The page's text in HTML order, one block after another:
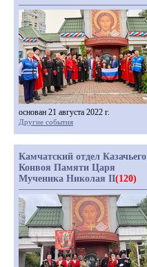
основан 21 августа 2022 г.
Другие события
Камчатский отдел Казачьего
Конвоя Памяти Царя
Мученика Николая II(120)